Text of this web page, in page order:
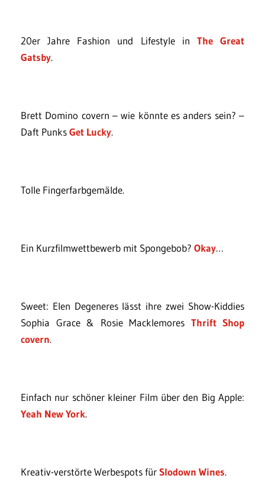
20er Jahre Fashion und Lifestyle in The Great
Gatsby.
Brett Domino covern – wie könnte es anders sein? –
Daft PunksGet Lucky.
Tolle Fingerfarbgemälde.
Ein Kurzfilmwettbewerb mit Spongebob? Okay…
Sweet: Elen Degeneres lässt ihre zwei Show-Kiddies
Sophia Grace & Rosie Macklemores Thrift Shop
covern.
Einfach nur schöner kleiner Film über den Big Apple:
Yeah New York.
Kreativ-verstörte Werbespots fürSlodown Wines.